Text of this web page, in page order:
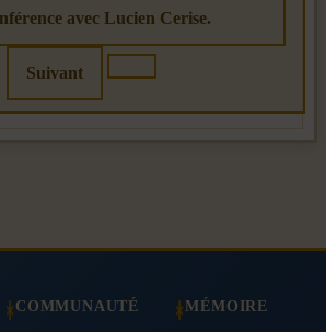
avec Lucien Cerise.
Suivant
COMMUNAUTÉ MÉMOIRE